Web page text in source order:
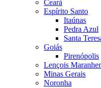
Ceará
Espírito Santo
Itaúnas
Pedra Azul
Santa
Goiás
Pirenópolis
Lençois
Minas Gerais
Noronha